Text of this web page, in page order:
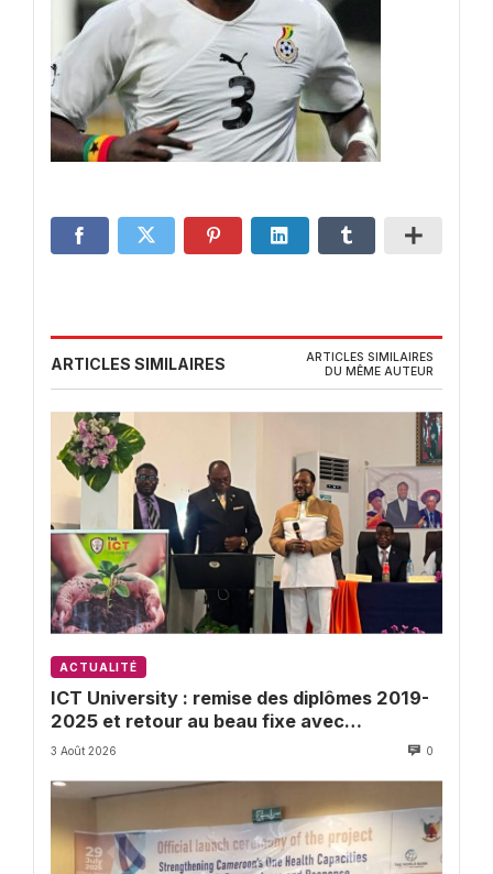
ARTICLES SIMILAIRES
ARTICLES SIMILAIRES
DU MÊME AUTEUR
ACTUALITÉ
ICT University : remise des diplômes 2019-
2025 et retour au beau fixe avec
l’Université de Buea
3 Août 2026 0